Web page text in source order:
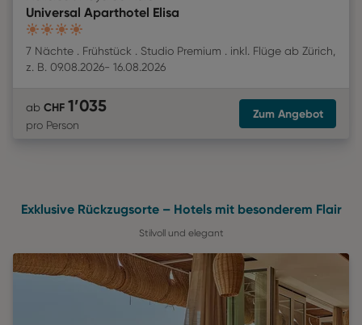
Universal Aparthotel Elisa
4
7 Nächte Frühstück Studio Premium inkl. Flüge ab Zürich
z. B. 09.08.2026- 16.08.2026
ab CHF 1’035
pro Person
Zum Angebot
Exklusive Rückzugsorte – Hotels mit besonderem Flair
Stilvoll und elegant